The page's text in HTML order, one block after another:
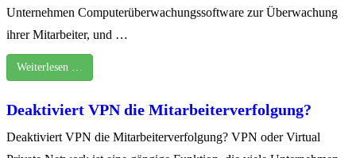
Unternehmen Computerüberwachungssoftware zur Überwachung
ihrer Mitarbeiter, und …
Weiterlesen …
Deaktiviert VPN die Mitarbeiterverfolgung?
Deaktiviert VPN die Mitarbeiterverfolgung? VPN oder Virtual